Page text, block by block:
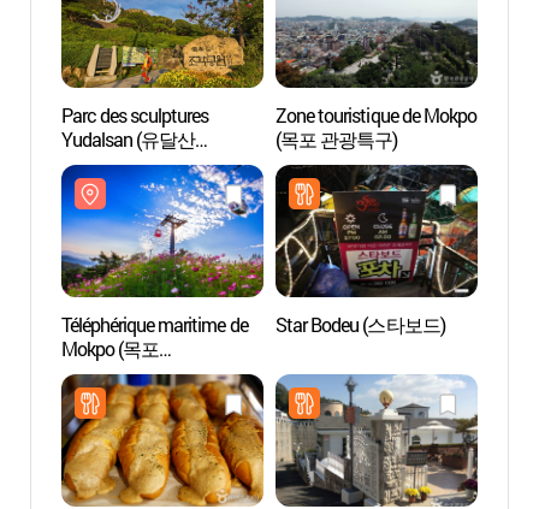
Parc des sculptures
Yudalsan (유달산
조각공원)
Zone touristique de Mokpo
(목포 관광특구)
Téléphérique maritime de
Mokpo (목포
해상케이블카)
Star Bodeu (스타보드)